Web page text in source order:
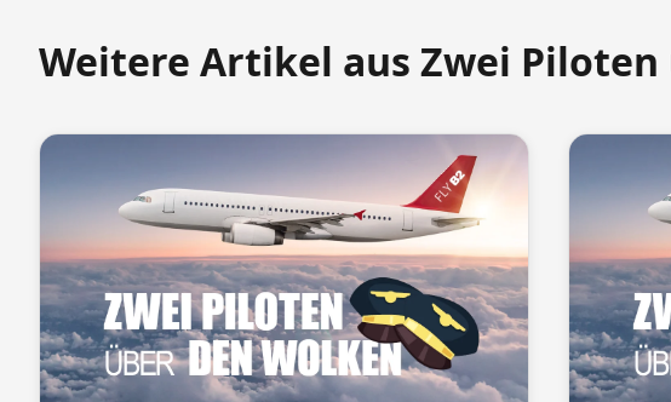
Weitere Artikel aus Zwei Piloten